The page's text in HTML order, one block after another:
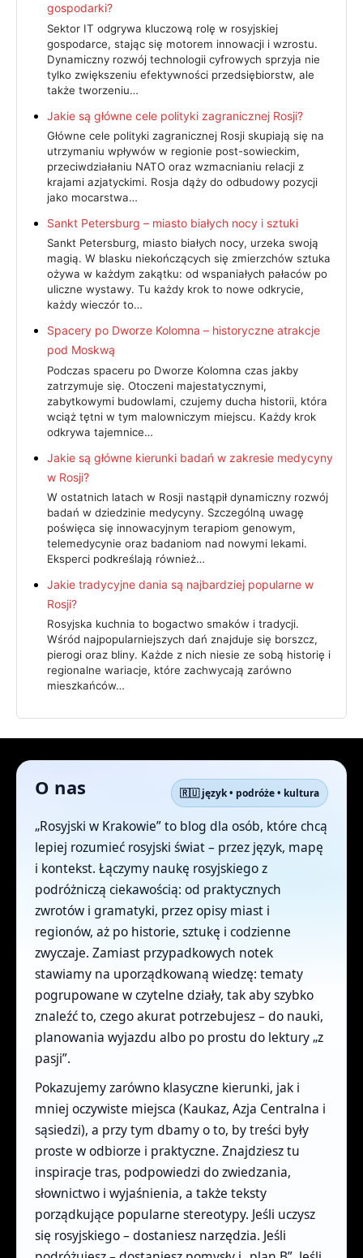
gospodarki?
Sektor IT odgrywa kluczową rolę w rosyjskiej
gospodarce, stając się motorem innowacji i wzrostu.
Dynamiczny rozwój technologii cyfrowych sprzyja nie
tylko zwiększeniu efektywności przedsiębiorstw, ale
także tworzeniu…
Jakie są główne cele polityki zagranicznej Rosji?
Główne cele polityki zagranicznej Rosji skupiają się na
utrzymaniu wpływów w regionie post-sowieckim,
przeciwdziałaniu NATO oraz wzmacnianiu relacji z
krajami azjatyckimi. Rosja dąży do odbudowy pozycji
jako mocarstwa…
Sankt Petersburg – miasto białych nocy i sztuki
Sankt Petersburg, miasto białych nocy, urzeka swoją
magią. W blasku niekończących się zmierzchów sztuka
ożywa w każdym zakątku: od wspaniałych pałaców po
uliczne wystawy. Tu każdy krok to nowe odkrycie,
każdy wieczór to…
Spacery po Dworze Kolomna – historyczne atrakcje
pod Moskwą
Podczas spaceru po Dworze Kolomna czas jakby
zatrzymuje się. Otoczeni majestatycznymi,
zabytkowymi budowlami, czujemy ducha historii, która
wciąż tętni w tym malowniczym miejscu. Każdy krok
odkrywa tajemnice…
Jakie są główne kierunki badań w zakresie medycyny
w Rosji?
W ostatnich latach w Rosji nastąpił dynamiczny rozwój
badań w dziedzinie medycyny. Szczególną uwagę
poświęca się innowacyjnym terapiom genowym,
telemedycynie oraz badaniom nad nowymi lekami.
Eksperci podkreślają również…
Jakie tradycyjne dania są najbardziej popularne w
Rosji?
Rosyjska kuchnia to bogactwo smaków i tradycji.
Wśród najpopularniejszych dań znajduje się borszcz,
pierogi oraz bliny. Każde z nich niesie ze sobą historię i
regionalne wariacje, które zachwycają zarówno
mieszkańców…
O nas 🇷🇺 język • podróże • kultura
„Rosyjski w Krakowie” to blog dla osób, które chcą
lepiej rozumieć rosyjski świat – przez język, mapę
i kontekst. Łączymy naukę rosyjskiego z
podróżniczą ciekawością: od praktycznych
zwrotów i gramatyki, przez opisy miast i
regionów, aż po historie, sztukę i codzienne
zwyczaje. Zamiast przypadkowych notek
stawiamy na uporządkowaną wiedzę: tematy
pogrupowane w czytelne działy, tak aby szybko
znaleźć to, czego akurat potrzebujesz – do nauki,
planowania wyjazdu albo po prostu do lektury „z
pasji”.
Pokazujemy zarówno klasyczne kierunki, jak i
mniej oczywiste miejsca (Kaukaz, Azja Centralna i
sąsiedzi), a przy tym dbamy o to, by treści były
proste w odbiorze i praktyczne. Znajdziesz tu
inspiracje tras, podpowiedzi do zwiedzania,
słownictwo i wyjaśnienia, a także teksty
porządkujące popularne stereotypy. Jeśli uczysz
się rosyjskiego – dostaniesz narzędzia. Jeśli